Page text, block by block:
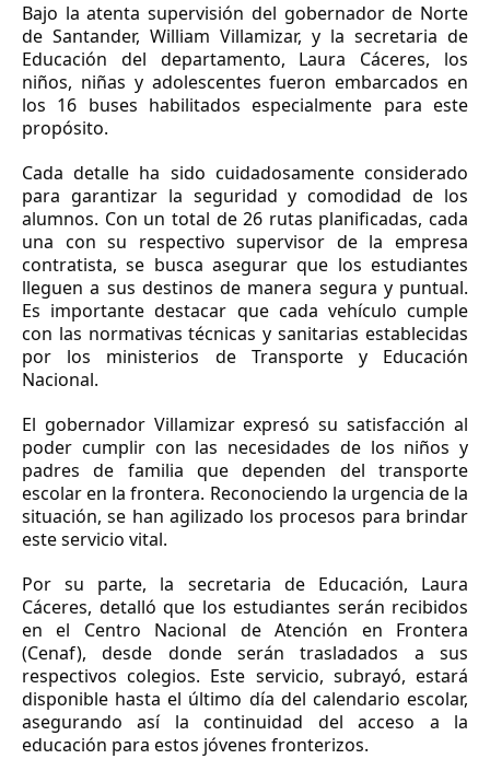
Bajo la atenta supervisión del gobernador de Norte
de Santander, William Villamizar, y la secretaria de
Educación del departamento, Laura Cáceres, los
niños, niñas y adolescentes fueron embarcados en
los 16 buses habilitados especialmente para este
propósito.
Cada detalle ha sido cuidadosamente considerado
para garantizar la seguridad y comodidad de los
alumnos. Con un total de 26 rutas planificadas, cada
una con su respectivo supervisor de la empresa
contratista, se busca asegurar que los estudiantes
lleguen a sus destinos de manera segura y puntual.
Es importante destacar que cada vehículo cumple
con las normativas técnicas y sanitarias establecidas
por los ministerios de Transporte y Educación
Nacional.
El gobernador Villamizar expresó su satisfacción al
poder cumplir con las necesidades de los niños y
padres de familia que dependen del transporte
escolar en la frontera. Reconociendo la urgencia de la
situación, se han agilizado los procesos para brindar
este servicio vital.
Por su parte, la secretaria de Educación, Laura
Cáceres, detalló que los estudiantes serán recibidos
en el Centro Nacional de Atención en Frontera
(Cenaf), desde donde serán trasladados a sus
respectivos colegios. Este servicio, subrayó, estará
disponible hasta el último día del calendario escolar,
asegurando así la continuidad del acceso a la
educación para estos jóvenes fronterizos.